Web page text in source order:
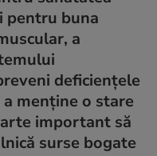
pentru buna
a
deficiențele
menține o stare
important să
surse bogate